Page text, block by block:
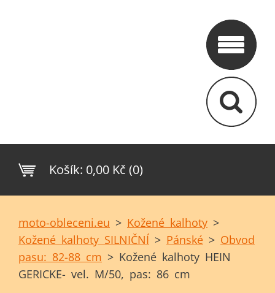
Košík: 0,00 Kč (0)
moto-obleceni.eu > Kožené kalhoty >
Kožené kalhoty SILNIČNÍ > Pánské > Obvod
pasu: 82-88 cm > Kožené kalhoty HEIN
GERICKE- vel. M/50, pas: 86 cm